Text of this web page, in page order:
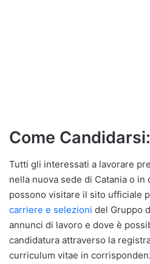
Come Candidarsi:
Tutti gli interessati a lavorare
nella nuova sede di Catania o
possono visitare il sito ufficiale
carriere e selezioni del Gruppo
annunci di lavoro e dove è
candidatura attraverso la
curriculum vitae in